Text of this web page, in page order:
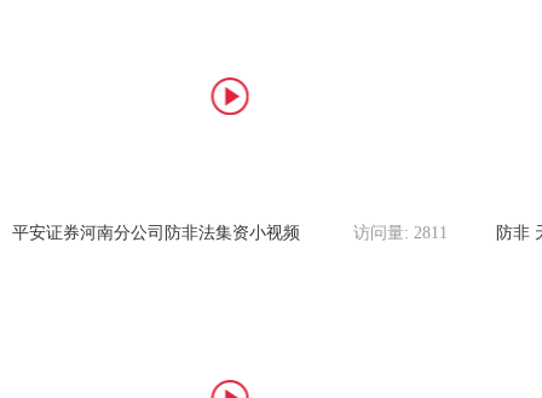
平安证券河南分公司防非法集资小视频 访问量: 2811 防非